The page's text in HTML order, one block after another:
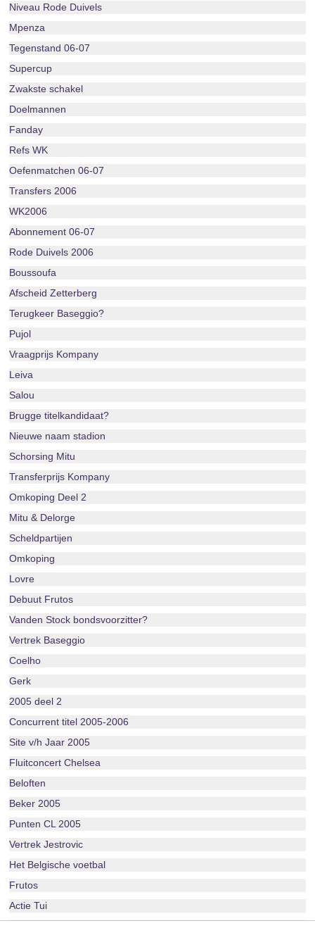
Niveau Rode Duivels
Mpenza
Tegenstand 06-07
Supercup
Zwakste schakel
Doelmannen
Fanday
Refs WK
Oefenmatchen 06-07
Transfers 2006
WK2006
Abonnement 06-07
Rode Duivels 2006
Boussoufa
Afscheid Zetterberg
Terugkeer Baseggio?
Pujol
Vraagprijs Kompany
Leiva
Salou
Brugge titelkandidaat?
Nieuwe naam stadion
Schorsing Mitu
Transferprijs Kompany
Omkoping Deel 2
Mitu & Delorge
Scheldpartijen
Omkoping
Lovre
Debuut Frutos
Vanden Stock bondsvoorzitter?
Vertrek Baseggio
Coelho
Gerk
2005 deel 2
Concurrent titel 2005-2006
Site v/h Jaar 2005
Fluitconcert Chelsea
Beloften
Beker 2005
Punten CL 2005
Vertrek Jestrovic
Het Belgische voetbal
Frutos
Actie Tui